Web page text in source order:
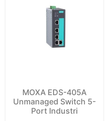
MOXA EDS-405A
Unmanaged Switch 5-
Port Industri